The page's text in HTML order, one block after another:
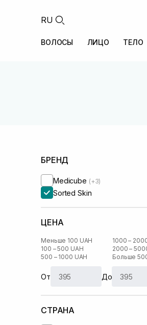
RU
ВОЛОСЫ ЛИЦО ТЕЛО
БРЕНД
Medicube (+3)
Sorted Skin
ЦЕНА
Меньше 100 UAH
100 – 500 UAH
500 – 1000 UAH
1000 –
2000 –
Больше
От До
СТРАНА